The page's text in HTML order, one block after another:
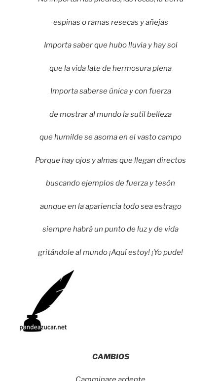
espinas o ramas resecas y añejas
Importa saber que hubo lluvia y hay sol
que la vida late de hermosura plena
Importa saberse única y con fuerza
de mostrar al mundo la sutil belleza
que humilde se asoma en el vasto campo
Porque hay ojos y almas que llegan directos
buscando ejemplos de fuerza y tesón
aunque en la apariencia todo sea estrago
siempre habrá un punto de luz y de vida
gritándole al mundo ¡Aquí estoy! ¡Yo pude!
CAMBIOS